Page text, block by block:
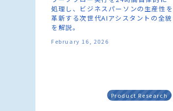
処理し、ビジネスパーソンの生産性を
革新する次世代AIアシスタントの全貌
を解説。
February 16, 2026
Product Research